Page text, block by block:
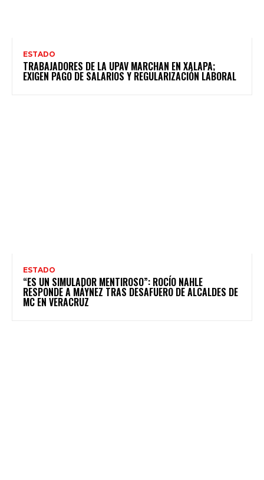
ESTADO
TRABAJADORES DE LA UPAV MARCHAN EN XALAPA;
EXIGEN PAGO DE SALARIOS Y REGULARIZACIÓN LABORAL
ESTADO
“ES UN SIMULADOR MENTIROSO”: ROCÍO NAHLE
RESPONDE A MÁYNEZ TRAS DESAFUERO DE ALCALDES DE
MC EN VERACRUZ